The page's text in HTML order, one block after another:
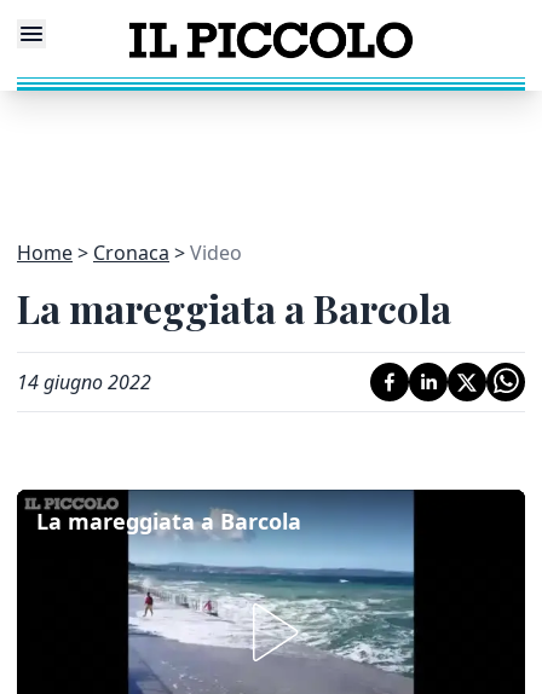
Home Cronaca Video
La mareggiata a Barcola
14 giugno 2022
La mareggiata a Barcola